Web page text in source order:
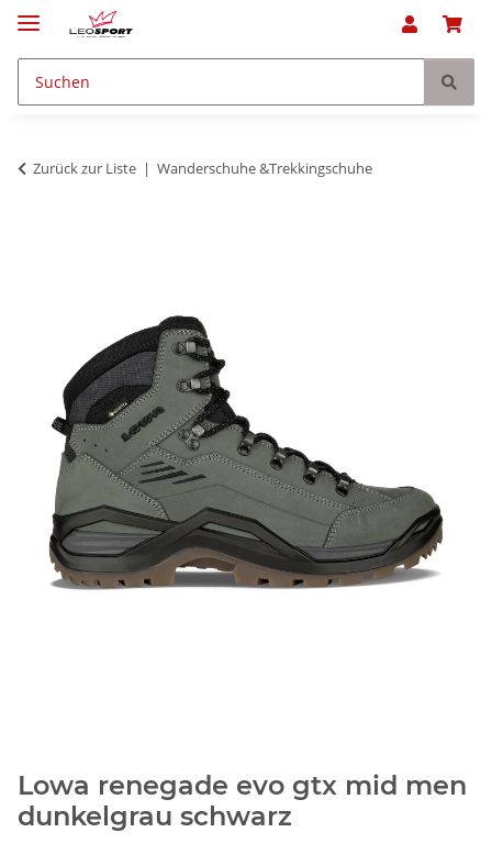
Zurück zur Liste Wanderschuhe &Trekkingschuhe
Lowa renegade evo gtx mid men
dunkelgrau schwarz